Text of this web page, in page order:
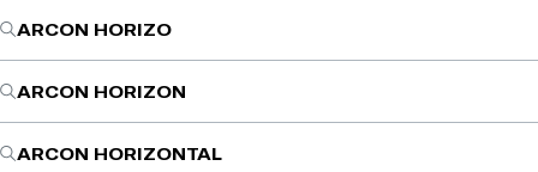
ARCON HORIZO
ARCON HORIZON
ARCON HORIZONTAL